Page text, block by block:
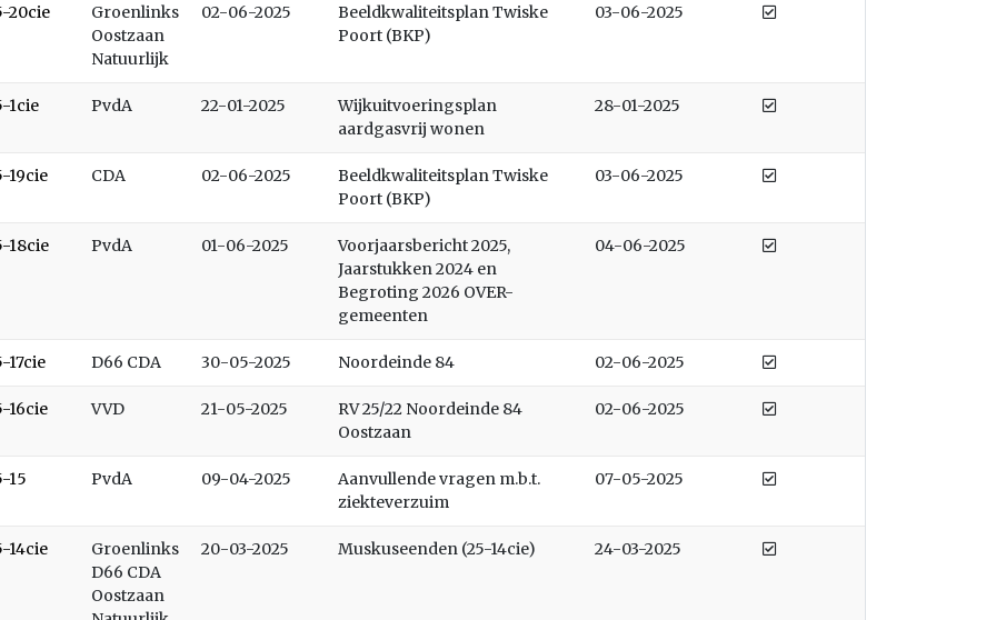
20cie
Groenlinks
Oostzaan
Natuurlijk
02-06-2025
Beeldkwaliteitsplan Twiske
Poort (BKP)
03-06-2025 Afgedaan
1cie PvdA 22-01-2025
Wijkuitvoeringsplan
aardgasvrij wonen
28-01-2025 Afgedaan
19cie CDA 02-06-2025
Beeldkwaliteitsplan Twiske
Poort (BKP)
03-06-2025 Afgedaan
18cie PvdA 01-06-2025
Voorjaarsbericht 2025,
Jaarstukken 2024 en
Begroting 2026 OVER-
gemeenten
04-06-2025 Afgedaan
17cie D66 CDA 30-05-2025 Noordeinde 84 02-06-2025 Afgedaan
16cie VVD 21-05-2025
RV 25/22 Noordeinde 84
Oostzaan
02-06-2025 Afgedaan
15 PvdA 09-04-2025
Aanvullende vragen m.b.t.
ziekteverzuim
07-05-2025 Afgedaan
14cie
Groenlinks
D66 CDA
Oostzaan
20-03-2025 Muskuseenden (25-14cie) 24-03-2025 Afgedaan